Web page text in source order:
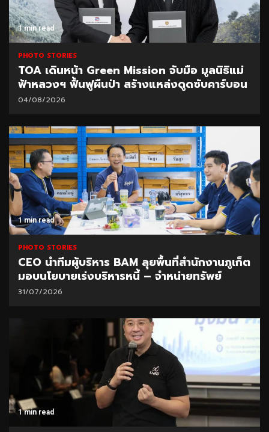
1 min read
PHOTO STORIES
TOA เดินหน้า Green Mission จับมือ มูลนิธิแม่
ฟ้าหลวงฯ ฟื้นฟูผืนป่า สร้างแหล่งดูดซับคาร์บอน
04/08/2026
1 min read
PHOTO STORIES
CEO นำทีมผู้บริหาร BAM ลุยพื้นที่สำนักงานภูเก็ต
มอบนโยบายเร่งบริหารหนี้ – จำหน่ายทรัพย์
31/07/2026
1 min read